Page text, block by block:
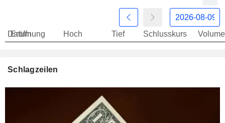
Datum
Eröffnung Hoch Tief Schlusskurs
Schlagzeilen